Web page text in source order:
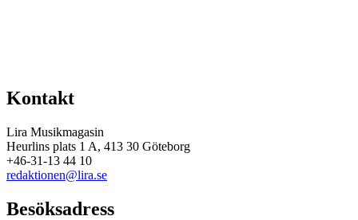
Kontakt
Lira Musikmagasin
Heurlins plats 1 A, 413 30 Göteborg
+46-31-13 44 10
redaktionen@lira.se
Besöksadress